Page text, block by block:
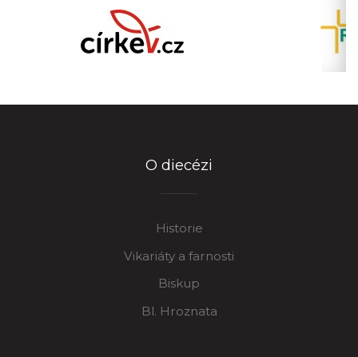
O diecézi
Historie
Vikariáty a farnosti
Biskup
Bl. Hroznata